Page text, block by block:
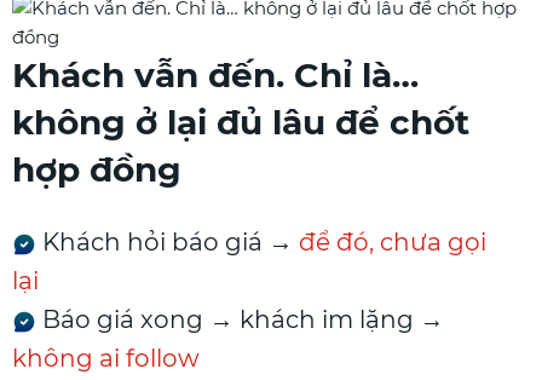
Khách vẫn đến. Chỉ là…
không ở lại đủ lâu để chốt
hợp đồng
Khách hỏi báo giá → để đó, chưa gọi
lại
Báo giá xong → khách im lặng →
không ai follow